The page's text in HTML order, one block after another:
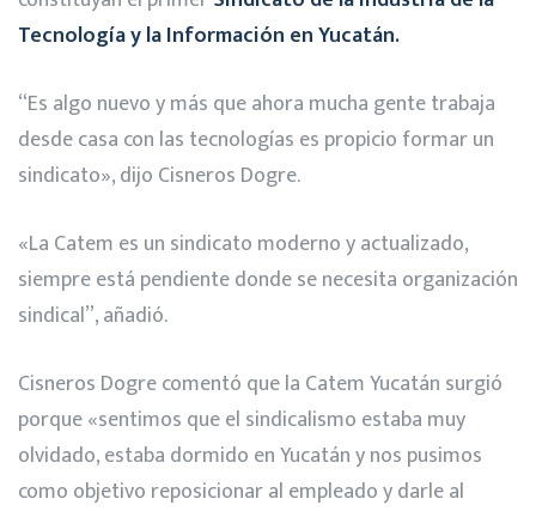
Tecnología y la Información en Yucatán.
“Es algo nuevo y más que ahora mucha gente trabaja
desde casa con las tecnologías es propicio formar un
sindicato», dijo Cisneros Dogre.
«La Catem es un sindicato moderno y actualizado,
siempre está pendiente donde se necesita organización
sindical”, añadió.
Cisneros Dogre comentó que la Catem Yucatán surgió
porque «sentimos que el sindicalismo estaba muy
olvidado, estaba dormido en Yucatán y nos pusimos
como objetivo reposicionar al empleado y darle al